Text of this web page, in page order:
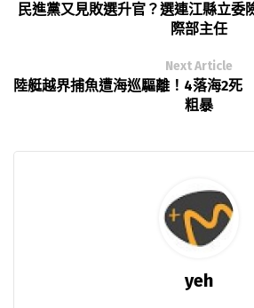
民進黨又見敗選升官？選連江縣立
際部主任
Next Article
陸艇越界捕魚遭海巡驅離！4落海2
粗暴
yeh